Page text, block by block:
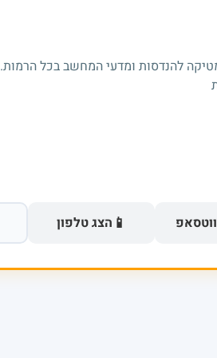
להנדסות ומדעי המחשב בכל הרמות.
📱 הצג טלפון